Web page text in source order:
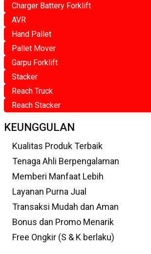
Charger Battery Forklift
AVR
Hand Pallet
Pallet Mover
Garpu Forklift
Stacker
Reach Truck
Reach Stacker
KEUNGGULAN
Kualitas Produk Terbaik
Tenaga Ahli Berpengalaman
Memberi Manfaat Lebih
Layanan Purna Jual
Transaksi Mudah dan Aman
Bonus dan Promo Menarik
Free Ongkir (S & K berlaku)